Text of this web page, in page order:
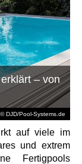
© DJD/Pool-Systems.de
– von
auf viele im
und extrem
Fertigpools